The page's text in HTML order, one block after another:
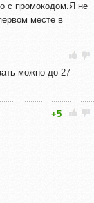
с промокодом.Я не
месте в
можно до 27
+5